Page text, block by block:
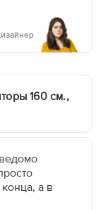
160 см.,
а в